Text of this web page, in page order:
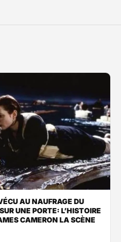
AU NAUFRAGE DU
UNE PORTE: L’HISTOIRE
CAMERON LA SCÈNE